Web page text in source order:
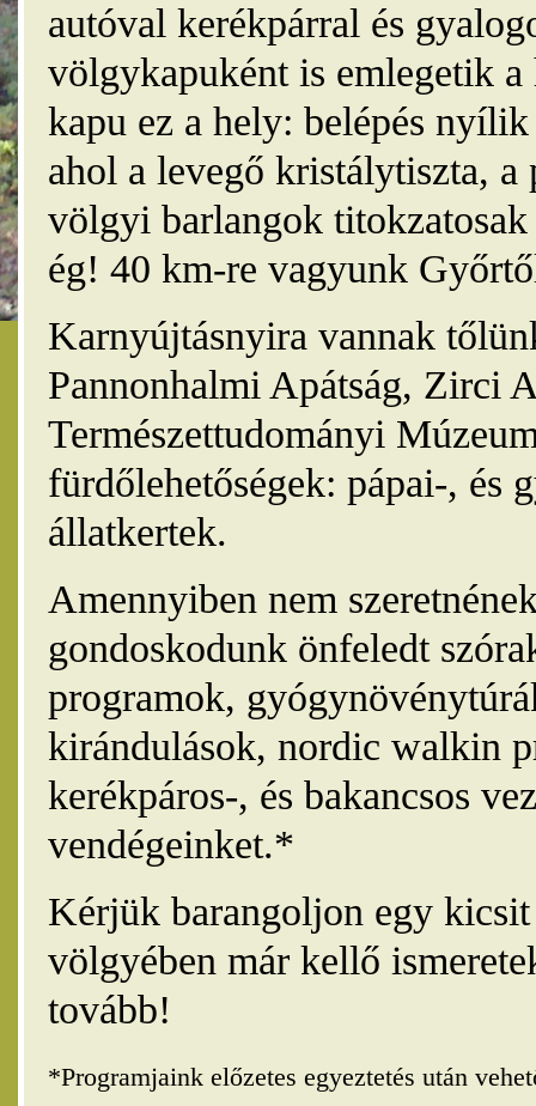
autóval kerékpárral és
völgykapuként is emlegetik
kapu ez a hely: belépés
ahol a levegő kristálytiszta, a
völgyi barlangok
ég! 40 km-re vagyunk
Karnyújtásnyira vannak
Pannonhalmi Apátság, Zirci
Természettudományi
fürdőlehetőségek: pápai-, és
állatkertek.
Amennyiben nem
gondoskodunk önfeledt
programok,
kirándulások, nordic walkin
kerékpáros-, és bakancsos
vendégeinket.*
Kérjük barangoljon egy
völgyében már kellő
tovább!
*Programjaink előzetes egyeztetés után